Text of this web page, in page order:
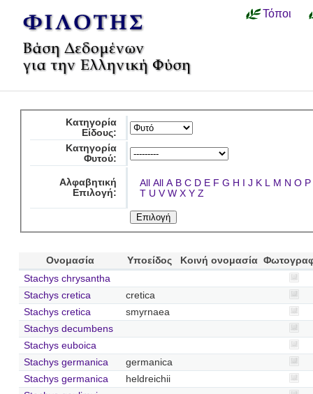
Τόποι
Κατηγορία
Είδους:
Κατηγορία
Φυτού:
Αλφαβητική
Επιλογή:
All All A B C D E F G H I J K L M N O P
T U V W X Y Z
Ονομασία Υποείδος Κοινή ονομασία
Stachys chrysantha
Stachys cretica
cretica
Stachys cretica
smyrnaea
Stachys decumbens
Stachys euboica
Stachys germanica
germanica
Stachys germanica
heldreichii